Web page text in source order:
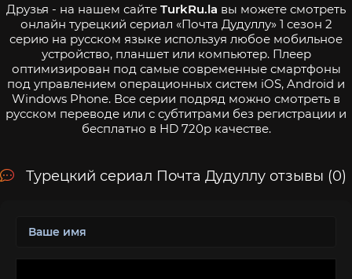
Друзья - на нашем сайте TurkRu.la вы можете смотреть
онлайн турецкий сериал «Почта Дудуллу» 1 сезон 2
серию на русском языке используя любое мобильное
устройство, планшет или компьютер. Плеер
оптимизирован под самые современные смартфоны
под управлением операционных систем iOS, Android и
Windows Phone. Все серии подряд можно смотреть в
русском переводе или с субтитрами без регистрации и
бесплатно в HD 720p качестве.
Турецкий сериал Почта Дудуллу отзывы (0)